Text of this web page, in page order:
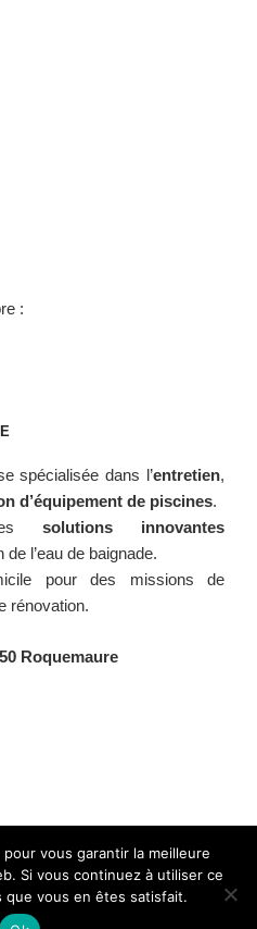
:
spécialisée dans l’entretien,
d’équipement de piscines.
solutions innovantes
de l’eau de baignade.
pour des missions de
rénovation.
Roquemaure
vous garantir la meilleure
Si vous continuez à utiliser ce
vous en êtes satisfait.